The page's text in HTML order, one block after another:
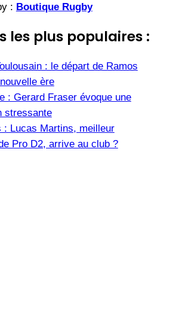
: Boutique Rugby
les plus populaires :
: le départ de Ramos
ère
: Gerard Fraser évoque une
stressante
: Lucas Martins, meilleur
Pro D2, arrive au club ?